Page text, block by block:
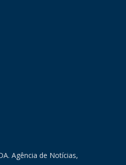
Agência de Notícias,